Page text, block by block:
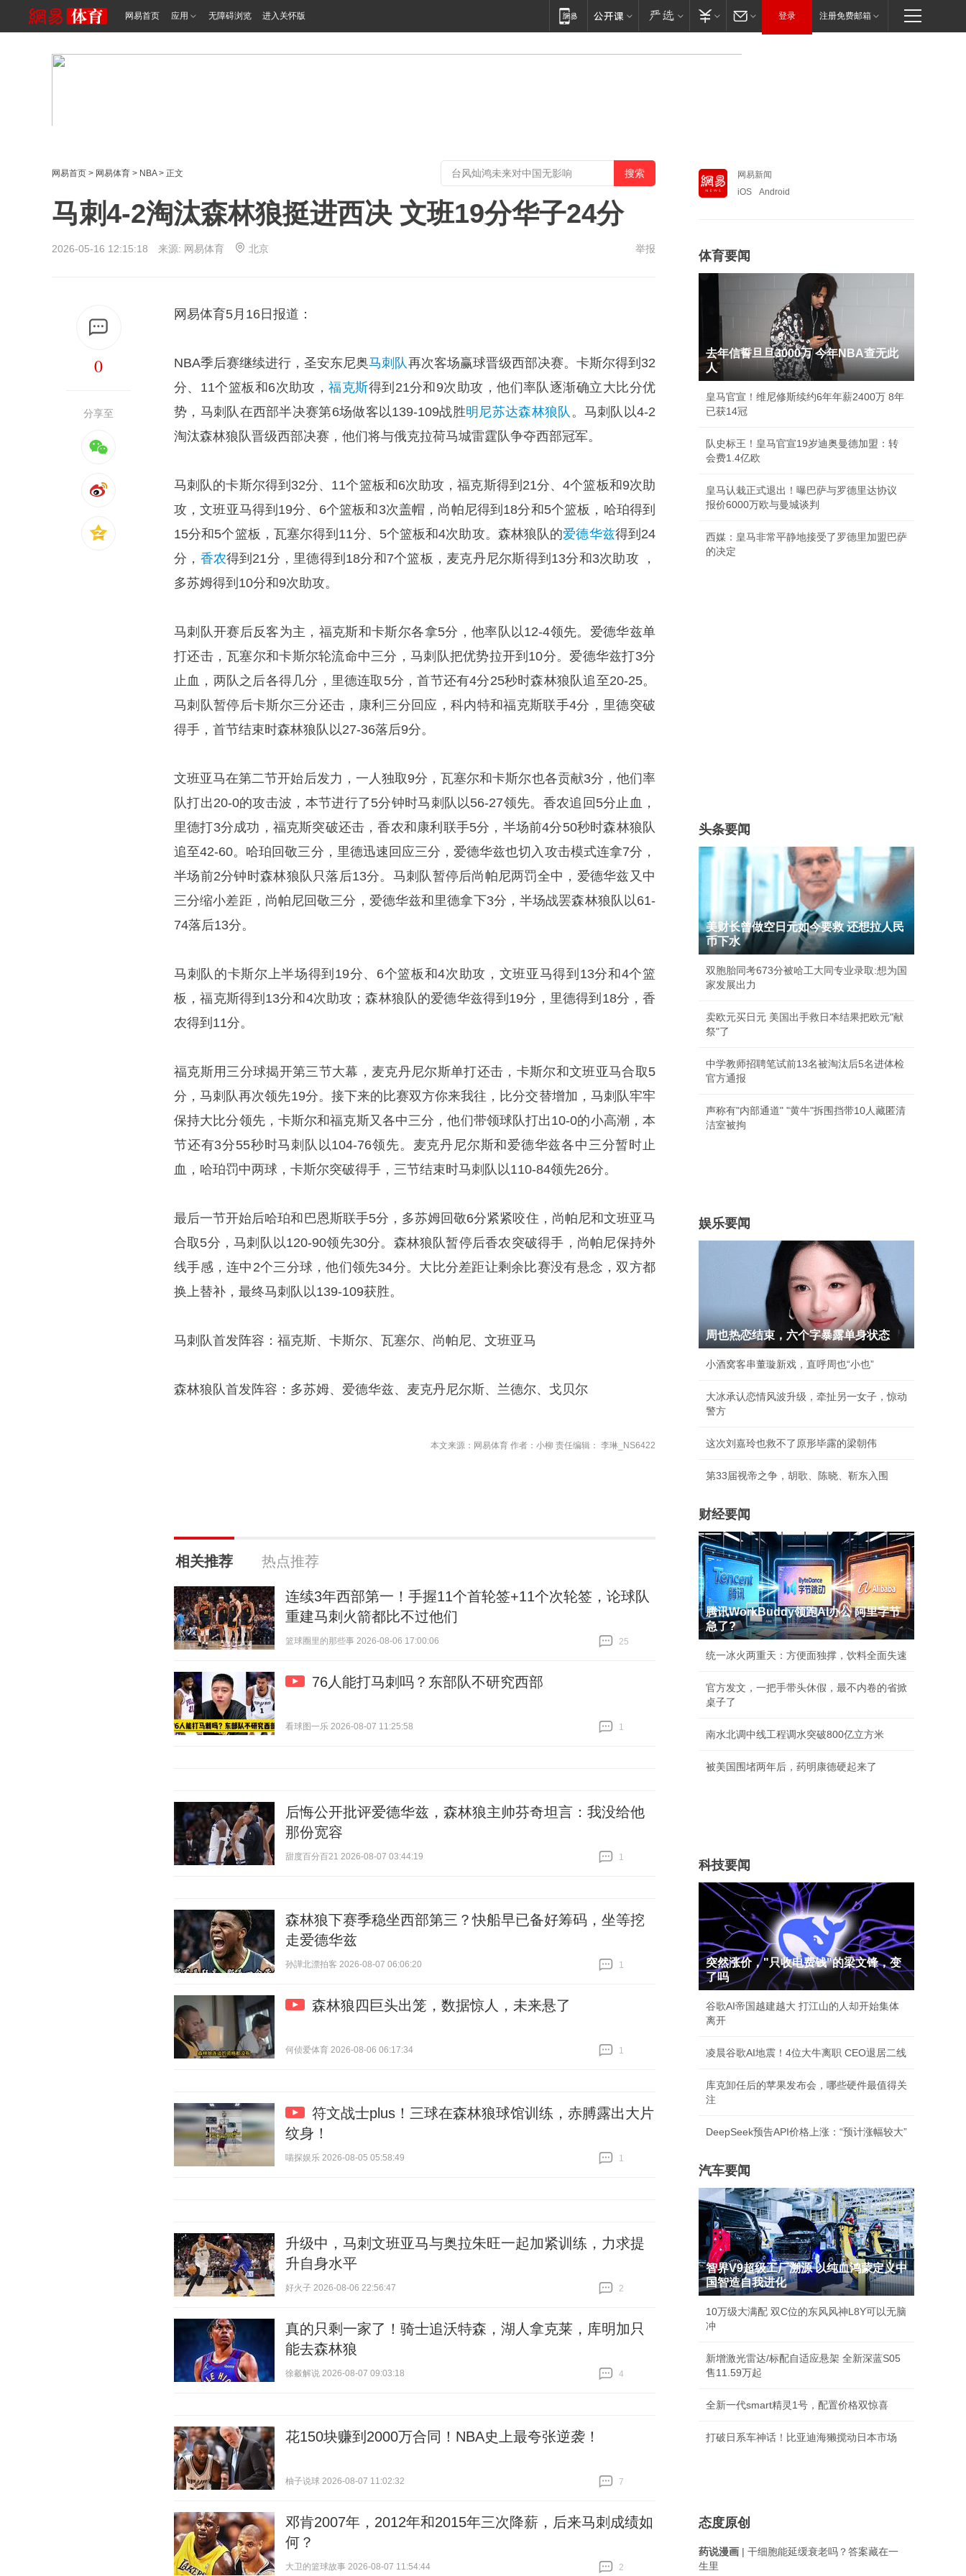
网易首页 应用 无障碍浏览 进入关怀版 登录 注册免费邮箱
网易首页 > 网易体育 > NBA> 正文
马刺4-2淘汰森林狼挺进西决 文班19分华子24分
2026-05-16 12:15:18 来源: 网易体育 北京 举报
0
分享至
网易体育5月16日报道：
NBA季后赛继续进行，圣安东尼奥马刺队再次客场赢球晋级西部决赛。卡斯尔得到32
分、11个篮板和6次助攻，福克斯得到21分和9次助攻，他们率队逐渐确立大比分优
势，马刺队在西部半决赛第6场做客以139-109战胜明尼苏达森林狼队 。马刺队以4-2
淘汰森林狼队晋级西部决赛，他们将与俄克拉荷马城雷霆队争夺西部冠军。
马刺队的卡斯尔得到32分、11个篮板和6次助攻，福克斯得到21分、4个篮板和9次助
攻，文班亚马得到19分、6个篮板和3次盖帽，尚帕尼得到18分和5个篮板，哈珀得到
15分和5个篮板，瓦塞尔得到11分、5个篮板和4次助攻。森林狼队的爱德华兹得到24
分， 香农得到21分，里德得到18分和7个篮板，麦克丹尼尔斯得到13分和3次助攻 ，
多苏姆得到10分和9次助攻。
马刺队开赛后反客为主，福克斯和卡斯尔各拿5分，他率队以12-4领先。爱德华兹单
打还击，瓦塞尔和卡斯尔轮流命中三分，马刺队把优势拉开到10分。爱德华兹打3分
止血，两队之后各得几分，里德连取5分，首节还有4分25秒时森林狼队追至20-25。
马刺队暂停后卡斯尔三分还击，康利三分回应，科内特和福克斯联手4分，里德突破
得手，首节结束时森林狼队以27-36落后9分。
文班亚马在第二节开始后发力，一人独取9分，瓦塞尔和卡斯尔也各贡献3分，他们率
队打出20-0的攻击波，本节进行了5分钟时马刺队以56-27领先。香农追回5分止血，
里德打3分成功，福克斯突破还击，香农和康利联手5分，半场前4分50秒时森林狼队
追至42-60。哈珀回敬三分，里德迅速回应三分，爱德华兹也切入攻击模式连拿7分，
半场前2分钟时森林狼队只落后13分。马刺队暂停后尚帕尼两罚全中，爱德华兹又中
三分缩小差距，尚帕尼回敬三分，爱德华兹和里德拿下3分，半场战罢森林狼队以61-
74落后13分。
马刺队的卡斯尔上半场得到19分、6个篮板和4次助攻，文班亚马得到13分和4个篮
板，福克斯得到13分和4次助攻；森林狼队的爱德华兹得到19分，里德得到18分，香
农得到11分。
福克斯用三分球揭开第三节大幕，麦克丹尼尔斯单打还击，卡斯尔和文班亚马合取5
分，马刺队再次领先19分。接下来的比赛双方你来我往，比分交替增加，马刺队牢牢
保持大比分领先，卡斯尔和福克斯又各中三分，他们带领球队打出10-0的小高潮，本
节还有3分55秒时马刺队以104-76领先。麦克丹尼尔斯和爱德华兹各中三分暂时止
血，哈珀罚中两球，卡斯尔突破得手，三节结束时马刺队以110-84领先26分。
最后一节开始后哈珀和巴恩斯联手5分，多苏姆回敬6分紧紧咬住，尚帕尼和文班亚马
合取5分，马刺队以120-90领先30分。森林狼队暂停后香农突破得手，尚帕尼保持外
线手感，连中2个三分球，他们领先34分。大比分差距让剩余比赛没有悬念，双方都
换上替补，最终马刺队以139-109获胜。
马刺队首发阵容：福克斯、卡斯尔、瓦塞尔、尚帕尼、文班亚马
森林狼队首发阵容：多苏姆、爱德华兹、麦克丹尼尔斯、兰德尔、戈贝尔
本文来源：网易体育 作者：小柳 责任编辑： 李琳_NS6422
相关推荐 热点推荐
连续3年西部第一！手握11个首轮签+11个次轮签，论球队
重建马刺火箭都比不过他们
篮球圈里的那些事 2026-08-06 17:00:06
25
76人能打马刺吗？东部队不研究西部
看球图一乐 2026-08-07 11:25:58
1
后悔公开批评爱德华兹，森林狼主帅芬奇坦言：我没给他
那份宽容
甜度百分百21 2026-08-07 03:44:19
1
森林狼下赛季稳坐西部第三？快船早已备好筹码，坐等挖
走爱德华兹
孙譁北漂拍客 2026-08-07 06:06:20
1
森林狼四巨头出笼，数据惊人，未来悬了
何侦爱体育 2026-08-06 06:17:34
1
符文战士plus！三球在森林狼球馆训练，赤膊露出大片
纹身！
喵探娱乐 2026-08-05 05:58:49
1
升级中，马刺文班亚马与奥拉朱旺一起加紧训练，力求提
升自身水平
好火子 2026-08-06 22:56:47
2
真的只剩一家了！骑士追沃特森，湖人拿克莱，库明加只
能去森林狼
徐觳解说 2026-08-07 09:03:18
4
花150块赚到2000万合同！NBA史上最夸张逆袭！
柚子说球 2026-08-07 11:02:32
7
邓肯2007年，2012年和2015年三次降薪，后来马刺成绩如
何？
大卫的篮球故事 2026-08-07 11:54:44 2
网易新闻
iOS
Android
体育要闻
去年信誓旦旦3000万 今年NBA查无此
人
皇马官宣！维尼修斯续约6年年薪2400万 8年
已获14冠
队史标王！皇马官宣19岁迪奥曼德加盟：转
会费1.4亿欧
皇马认栽正式退出！曝巴萨与罗德里达协议
报价6000万欧与曼城谈判
西媒：皇马非常平静地接受了罗德里加盟巴萨
的决定
头条要闻
美财长曾做空日元如今要救 还想拉人民
币下水
双胞胎同考673分被哈工大同专业录取:想为国
家发展出力
卖欧元买日元 美国出手救日本结果把欧元"献
祭"了
中学教师招聘笔试前13名被淘汰后5名进体检
官方通报
声称有"内部通道" "黄牛"拆围挡带10人藏匿清
洁室被拘
娱乐要闻
周也热恋结束，六个字暴露单身状态
小酒窝客串董璇新戏，直呼周也“小也”
大冰承认恋情风波升级，牵扯另一女子，惊动
警方
这次刘嘉玲也救不了原形毕露的梁朝伟
第33届视帝之争，胡歌、陈晓、靳东入围
财经要闻
腾讯WorkBuddy领跑AI办公 阿里字节
急了?
统一冰火两重天：方便面独撑，饮料全面失速
官方发文，一把手带头休假，最不内卷的省掀
桌子了
南水北调中线工程调水突破800亿立方米
被美国围堵两年后，药明康德硬起来了
科技要闻
突然涨价，"只收电费钱"的梁文锋，变
了吗
谷歌AI帝国越建越大 打江山的人却开始集体
离开
凌晨谷歌AI地震！4位大牛离职 CEO退居二线
库克卸任后的苹果发布会，哪些硬件最值得关
注
DeepSeek预告API价格上涨：“预计涨幅较大”
汽车要闻
智界V9超级工厂溯源 以纯血鸿蒙定义中
国智造自我进化
10万级大满配 双C位的东风风神L8Y可以无脑
冲
新增激光雷达/标配自适应悬架 全新深蓝S05
售11.59万起
全新一代smart精灵1号，配置价格双惊喜
打破日系车神话！比亚迪海獭搅动日本市场
态度原创
药说漫画 | 干细胞能延缓衰老吗？答案藏在一
生里